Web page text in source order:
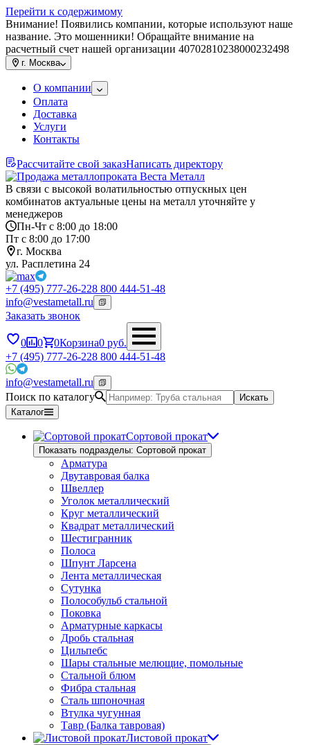
Перейти к содержимому
Внимание! Появились компании, которые используют наше
название. Это мошенники! Обращайте внимание на
расчетный счет нашей организации 40702810238000232498
г. Москва
О компании
Оплата
Доставка
Услуги
Контакты
Рассчитайте свой заказНаписать директору
В связи с высокой волатильностью отпускных цен
комбинатов актуальные цены на металл уточняйте у
менеджеров
Пн-Чт с 8:00 до 18:00
Пт с 8:00 до 17:00
г. Москва
ул. Расплетина 24
+7 (495) 777-26-228 800 444-51-48
info@vestametall.ru
Заказать звонок
0 0 0Корзина0 руб.
+7 (495) 777-26-228 800 444-51-48
info@vestametall.ru
Поиск по каталогу
Искать
Каталог
Сортовой прокат
Показать подразделы: Сортовой прокат
Арматура
Двутавровая балка
Швеллер
Уголок металлический
Круг металлический
Квадрат металлический
Шестигранник
Полоса
Шпунт Ларсена
Лента металлическая
Сутунка
Полособульб стальной
Поковка
Арматурные каркасы
Дробь стальная
Цильпебс
Шары стальные мелющие, помольные
Стальной блюм
Фибра стальная
Сталь шпоночная
Втулка чугунная
Тавр (Балка тавровая)
Листовой прокат